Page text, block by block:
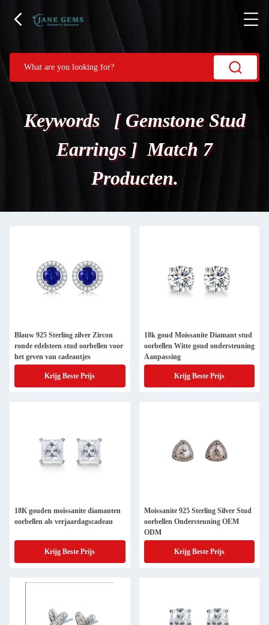
Keywords [ Gemstone Stud
Earrings ] Match 7
Producten.
Blauw 925 Sterling zilver Zircon
ronde edelsteen stud oorbellen voor
het geven van cadeautjes
Krijg Beste Prijs
18k goud Moissanite Diamant stud
oorbellen Witte goud ondersteuning
Aanpassing
Krijg Beste Prijs
18K gouden moissanite diamanten
oorbellen als verjaardagscadeau
Krijg Beste Prijs
Moissanite 925 Sterling Silver Stud
oorbellen Ondersteuning OEM
ODM
Krijg Beste Prijs